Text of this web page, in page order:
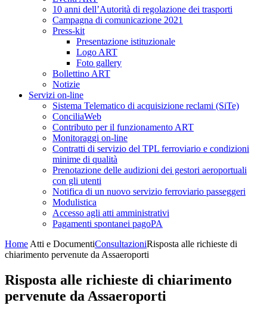
10 anni dell’Autorità di regolazione dei trasporti
Campagna di comunicazione 2021
Press-kit
Presentazione istituzionale
Logo ART
Foto gallery
Bollettino ART
Notizie
Servizi on-line
Sistema Telematico di acquisizione reclami (SiTe)
ConciliaWeb
Contributo per il funzionamento ART
Monitoraggi on-line
Contratti di servizio del TPL ferroviario e condizioni
minime di qualità
Prenotazione delle audizioni dei gestori aeroportuali
con gli utenti
Notifica di un nuovo servizio ferroviario passeggeri
Modulistica
Accesso agli atti amministrativi
Pagamenti spontanei pagoPA
Home Atti e DocumentiConsultazioniRisposta alle richieste di
chiarimento pervenute da Assaeroporti
Risposta alle richieste di chiarimento
pervenute da Assaeroporti